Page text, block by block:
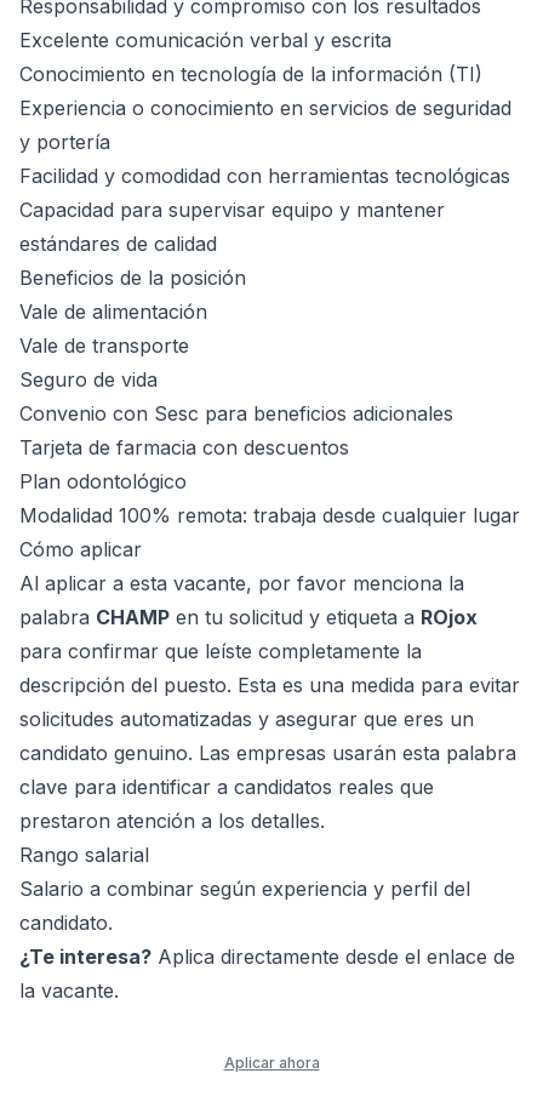
Responsabilidad y compromiso con los resultados
Excelente comunicación verbal y escrita
Conocimiento en tecnología de la información (TI)
Experiencia o conocimiento en servicios de seguridad
y portería
Facilidad y comodidad con herramientas tecnológicas
Capacidad para supervisar equipo y mantener
estándares de calidad
Beneficios de la posición
Vale de alimentación
Vale de transporte
Seguro de vida
Convenio con Sesc para beneficios adicionales
Tarjeta de farmacia con descuentos
Plan odontológico
Modalidad 100% remota: trabaja desde cualquier lugar
Cómo aplicar
Al aplicar a esta vacante, por favor menciona la
palabra CHAMP en tu solicitud y etiqueta a ROjox
para confirmar que leíste completamente la
descripción del puesto. Esta es una medida para evitar
solicitudes automatizadas y asegurar que eres un
candidato genuino. Las empresas usarán esta palabra
clave para identificar a candidatos reales que
prestaron atención a los detalles.
Rango salarial
Salario a combinar según experiencia y perfil del
candidato.
¿Te interesa? Aplica directamente desde el enlace de
la vacante.
Aplicar ahora